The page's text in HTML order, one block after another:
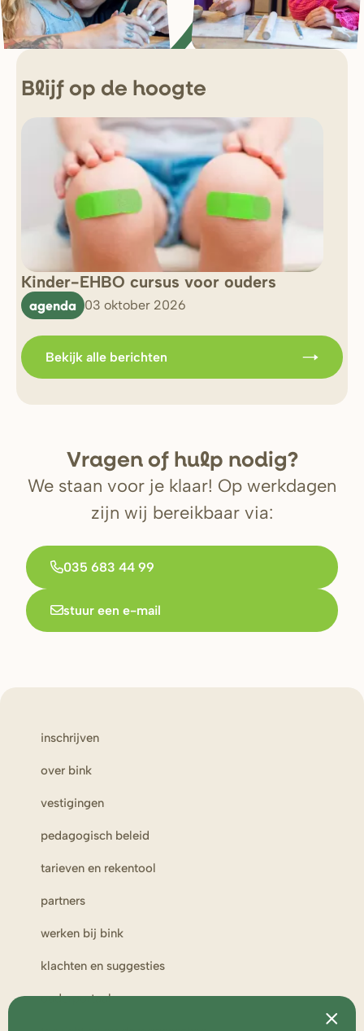
Blijf op de hoogte
Kinder-EHBO cursus voor ouders
agenda 03 oktober 2026
Bekijk alle berichten
Vragen of hulp nodig?
We staan voor je klaar! Op werkdagen
zijn wij bereikbaar via:
035 683 44 99
stuur een e-mail
inschrijven
over bink
vestigingen
pedagogisch beleid
tarieven en rekentool
partners
werken bij bink
klachten en suggesties
ouderportaal